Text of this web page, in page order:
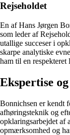
Rejseholdet
En af Hans Jørgen
som leder af
utallige succeser i
skarpe analytiske
ham til en
Ekspertise
Bonnichsen er kendt
afhøringsteknik og
opklaringsarbejdet af
opmærksomhed og